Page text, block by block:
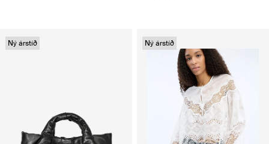
Ný árstíð Ný árstíð